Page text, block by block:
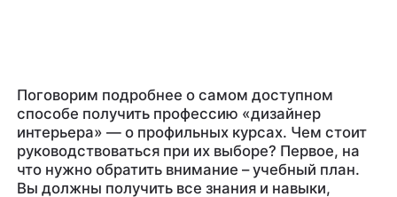
Поговорим подробнее о самом доступном
способе получить профессию «дизайнер
интерьера» — о профильных курсах. Чем стоит
руководствоваться при их выборе? Первое, на
что нужно обратить внимание – учебный план.
Вы должны получить все знания и навыки,